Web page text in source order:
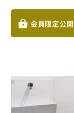
会員限定公開